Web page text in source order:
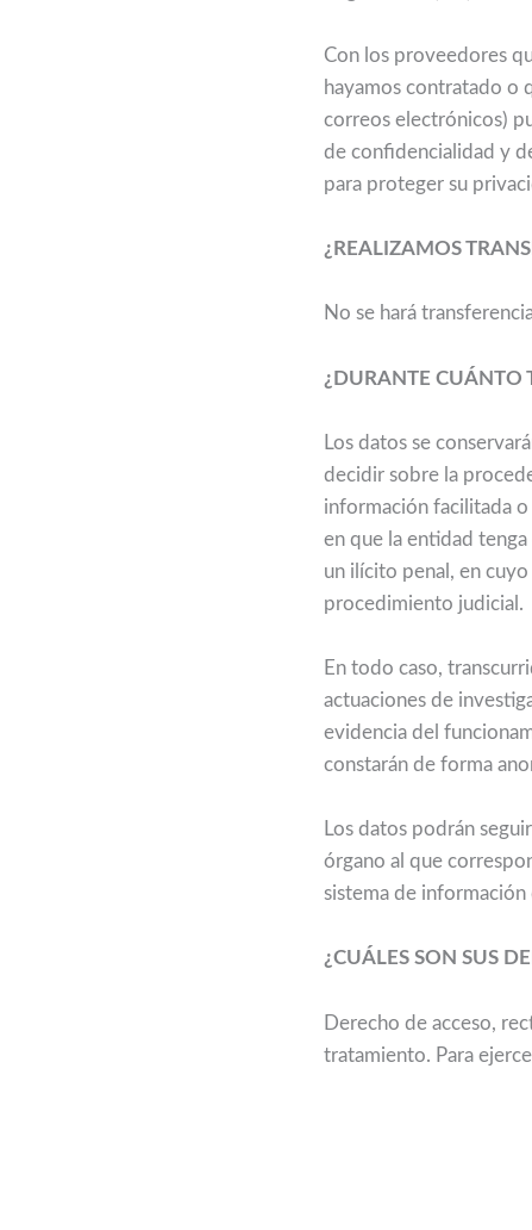
Con los proveedores
hayamos contratado o
correos electrónicos)
de confidencialidad y
para proteger su
¿REALIZAMOS
No se hará
¿DURANTE CUÁNTO
Los datos se
decidir sobre la
información facilitada
en que la entidad
un ilícito penal, en
procedimiento judicial.
En todo caso,
actuaciones de
evidencia del
constarán de forma
Los datos podrán
órgano al que
sistema de
¿CUÁLES SON SUS
Derecho de acceso,
tratamiento. Para